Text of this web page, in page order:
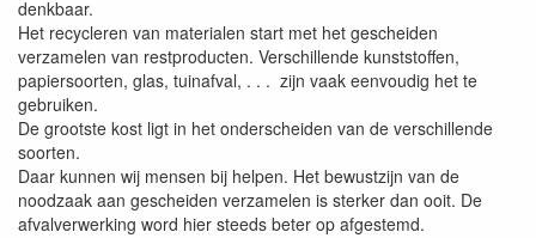
denkbaar.
Het recycleren van materialen start met het gescheiden
verzamelen van restproducten. Verschillende kunststoffen,
papiersoorten, glas, tuinafval, . . . zijn vaak eenvoudig het te
gebruiken.
De grootste kost ligt in het onderscheiden van de verschillende
soorten.
Daar kunnen wij mensen bij helpen. Het bewustzijn van de
noodzaak aan gescheiden verzamelen is sterker dan ooit. De
afvalverwerking word hier steeds beter op afgestemd.